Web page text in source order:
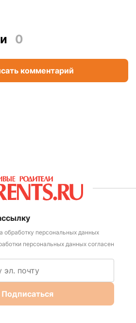
0
комментарий
обработку персональных данных
персональных данных согласен
Подписаться